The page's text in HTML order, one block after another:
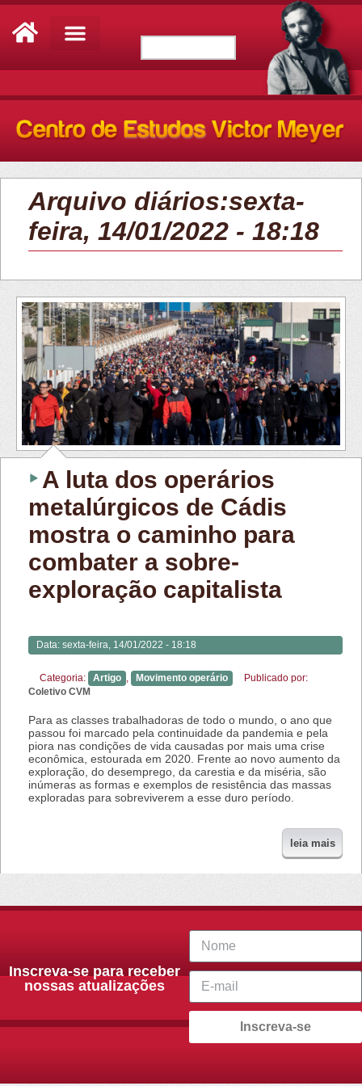
Arquivo diários:sexta-
feira, 14/01/2022 - 18:18
A luta dos operários
metalúrgicos de Cádis
mostra o caminho para
combater a sobre-
exploração capitalista
Data: sexta-feira, 14/01/2022 - 18:18
Categoria: Artigo Movimento operário
Publicado por:
Coletivo CVM
Para as classes trabalhadoras de todo o mundo, o ano que
passou foi marcado pela continuidade da pandemia e pela
piora nas condições de vida causadas por mais uma crise
econômica, estourada em 2020. Frente ao novo aumento da
exploração, do desemprego, da carestia e da miséria, são
inúmeras as formas e exemplos de resistência das massas
exploradas para sobreviverem a esse duro período.
leia mais
Inscreva-se para receber
nossas atualizações
Inscreva-se